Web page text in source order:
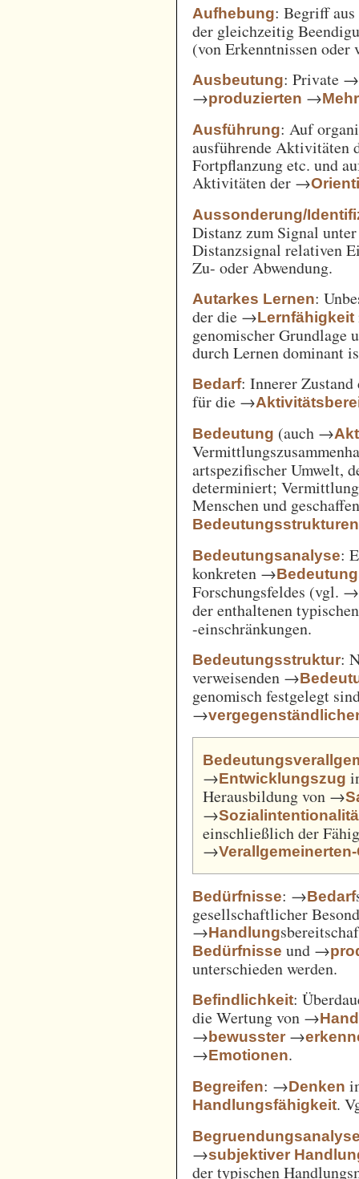
Aufhebung: Begriff
der gleichzeitig
(von Erkenntnissen
Ausbeutung: Private →
→produzierten →
Ausführung: Auf
ausführende Aktivitäten
Fortpflanzung etc. und
Aktivitäten der →
Aussonderung/
Distanz zum Signal
Distanzsignal relativen
Zu- oder Abwendung.
Autarkes Lernen:
der die →Lernfähigkeit
genomischer Grundlage
durch Lernen dominant
Bedarf: Innerer
für die →
Bedeutung (auch →
artspezifischer Umwelt,
determiniert;
Menschen und
Bedeutungsstrukturen
Bedeutungsanalyse:
konkreten →
Forschungsfeldes (vgl. →
der enthaltenen
-einschränkungen.
Bedeutungsstruktur:
verweisenden →
genomisch festgelegt
→
→Entwicklungszug
Herausbildung von →
→
einschließlich der
→
Bedürfnisse: →Bedarf
gesellschaftlicher
→Handlung
Bedürfnisse und →
unterschieden werden.
Befindlichkeit:
die Wertung von →
→bewusster →
→Emotionen.
Begreifen: →Denken
Handlungsfähigkeit.
→subjektiver
der typischen